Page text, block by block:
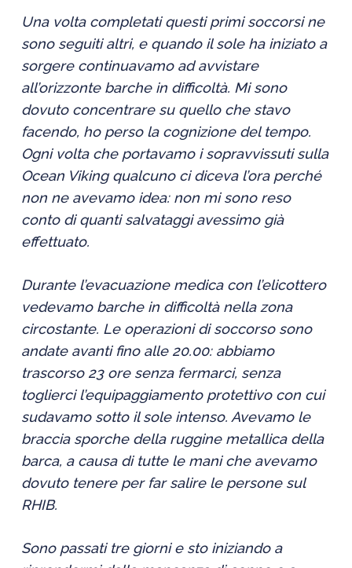
Una volta completati questi primi soccorsi ne
sono seguiti altri, e quando il sole ha iniziato a
sorgere continuavamo ad avvistare
all’orizzonte barche in difficoltà. Mi sono
dovuto concentrare su quello che stavo
facendo, ho perso la cognizione del tempo.
Ogni volta che portavamo i sopravvissuti sulla
Ocean Viking qualcuno ci diceva l’ora perché
non ne avevamo idea: non mi sono reso
conto di quanti salvataggi avessimo già
effettuato.
Durante l’evacuazione medica con l’elicottero
vedevamo barche in difficoltà nella zona
circostante. Le operazioni di soccorso sono
andate avanti fino alle 20.00: abbiamo
trascorso 23 ore senza fermarci, senza
toglierci l’equipaggiamento protettivo con cui
sudavamo sotto il sole intenso. Avevamo le
braccia sporche della ruggine metallica della
barca, a causa di tutte le mani che avevamo
dovuto tenere per far salire le persone sul
RHIB.
Sono passati tre giorni e sto iniziando a